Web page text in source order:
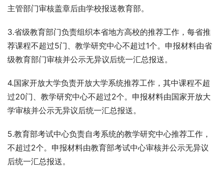
主管部门审核盖章后由学校报送教育部。
3.省级教育部门负责组织本省地方高校的推荐工作，每省推
荐课程不超过5门、教学研究中心不超过1个。申报材料由省
级教育部门审核并公示无异议后统一汇总报送。
4.国家开放大学负责开放大学系统推荐工作，其中课程不超
过20门、教学研究中心不超过2个。申报材料由国家开放大
学审核并公示无异议后统一汇总报送。
5.教育部考试中心负责自考系统的教学研究中心推荐工作，
不超过2个。申报材料由教育部考试中心审核并公示无异议
后统一汇总报送。